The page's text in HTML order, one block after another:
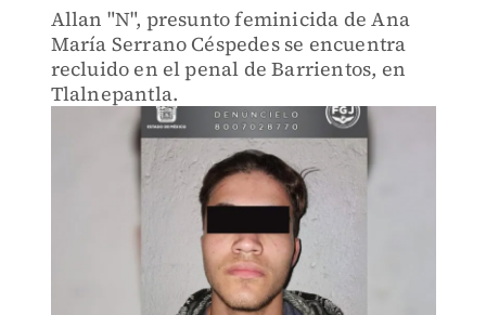
Allan "N", presunto feminicida de Ana
María Serrano Céspedes se encuentra
recluido en el penal de Barrientos, en
Tlalnepantla.